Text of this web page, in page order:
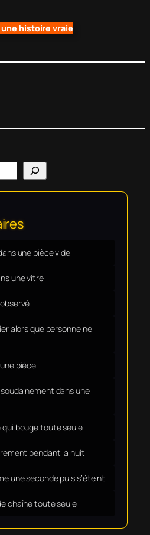
histoire vraie
Threads
une pièce vide
une vitre
alors que personne ne
pièce
soudainement dans une
qui bouge toute seule
pendant la nuit
une seconde puis s’éteint
chaîne toute seule